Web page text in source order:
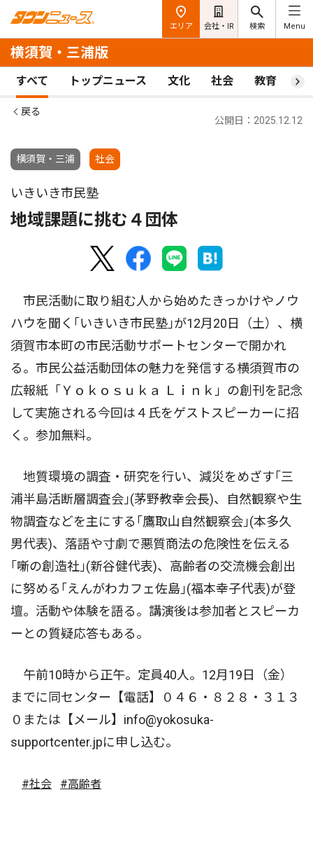
エリア 会社・IR 検索 Menu
横須賀・三浦版
すべて トップニュース 文化 社会 教育 ス
戻る
横須賀・三浦 社会
公開日：2025.12.12
いきいき市民塾
地域課題に挑む４団体
市民活動に取り組む人から始めたきっかけやノウ
ハウを聞く｢いきいき市民塾｣が12月20日（土）、横
須賀市本町の市民活動サポートセンターで開かれ
る。市民公益活動団体の魅力を発信する横須賀市の
広報紙「Ｙｏｋｏｓｕｋａ Ｌｉｎｋ」の創刊を記念
して実施される今回は４氏をゲストスピーカーに招
く。参加無料。
地質環境の調査・研究を行い、減災をめざす｢三
浦半島活断層調査会｣(茅野教幸会長)、自然観察や生
物調査などを主にする｢鷹取山自然観察会｣(本多久
男代表)、落語や寸劇で悪質商法の危険性を伝える
｢噺の創造社｣(新谷健代表)、高齢者の交流機会創出
に努める｢えんがわカフェ佐島｣(福本幸子代表)が登
壇。活動や体験を語る。講演後は参加者とスピーカ
ーとの質疑応答もある。
午前10時から正午。定員40人。12月19日（金）
までに同センター【電話】０４６・８２８・３１３
０または【メール】info@yokosuka-
supportcenter.jpに申し込む。
#社会 #高齢者